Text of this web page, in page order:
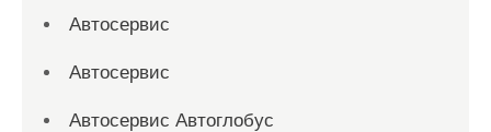
Автосервис
Автосервис
Автосервис Автоглобус